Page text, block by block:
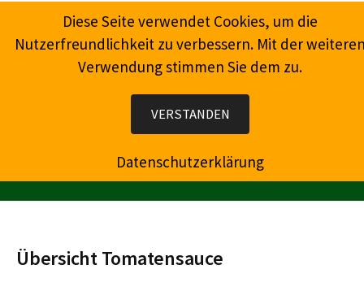
Inhalt
Wein, Champagner, Prosecco, Feinkost, Präsente
Übersicht Tomatensauce
Diese Seite verwendet Cookies, um die
Nutzerfreundlichkeit zu verbessern. Mit der
Verwendung stimmen Sie dem zu.
VERSTANDEN
Datenschutzerklärung